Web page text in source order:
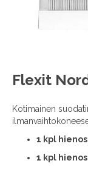
Flexit
Kotimainen
1 kpl
1 kpl
Skip
to
beginning
of
gallery